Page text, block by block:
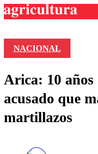
Deportes
Colo Colo
NACIONAL
Arica: 10 años
acusado que
martillazos